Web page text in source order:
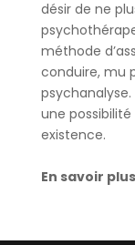
désir de ne
méthode
conduire, mu
une
existence.
En savoir plus